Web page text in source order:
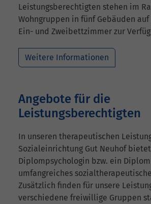
Leistungsberechtigten stehen im
Wohngruppen in fünf Gebäuden auf
Ein- und Zweibettzimmer zur
Weitere Informationen
Angebote für die
Leistungsberechtigten
In unseren therapeutischen
Sozialeinrichtung Gut Neuhof
Diplompsychologin bzw. ein
umfangreiches
Zusätzlich finden für unsere
verschiedene freiwillige Gruppen